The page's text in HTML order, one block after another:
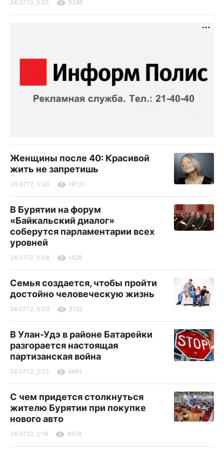
24.07.12, 5:50 3386
Женщины после 40: Красивой
жить не запретишь
24.07.12, 5:30 14121
В Бурятии на форум
«Байкальский диалог»
соберутся парламентарии всех
уровней
24.07.12, 5:04 1628
Семья создается, чтобы пройти
достойно человеческую жизнь
24.07.12, 5:00 3152
В Улан-Удэ в районе Батарейки
разгорается настоящая
партизанская война
24.07.12, 2:53 4681
С чем придется столкнуться
жителю Бурятии при покупке
нового авто
24.07.12, 2:19 4974